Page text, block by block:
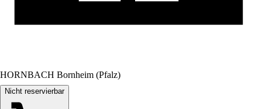
HORNBACH Bornheim (Pfalz)
Nicht reservierbar